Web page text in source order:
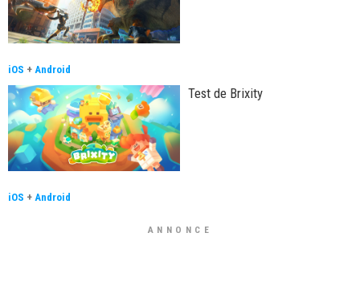
iOS + Android
Test de Brixity
iOS + Android
ANNONCE